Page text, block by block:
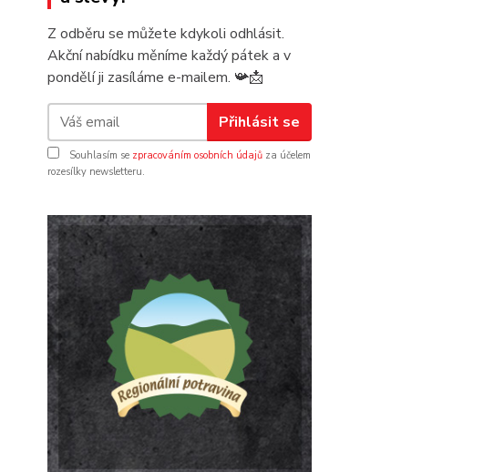
Z odběru se můžete kdykoli odhlásit.
Akční nabídku měníme každý pátek a v
pondělí ji zasíláme e-mailem. 📯📩
Přihlásit se
Souhlasím se zpracováním osobních údajů za účelem
rozesílky newsletteru.